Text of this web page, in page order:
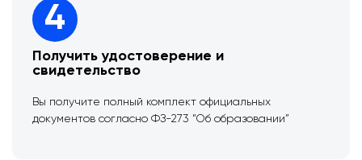
4
Получить удостоверение и
свидетельство
Вы получите полный комплект официальных
документов согласно ФЗ-273 “Об образовании”